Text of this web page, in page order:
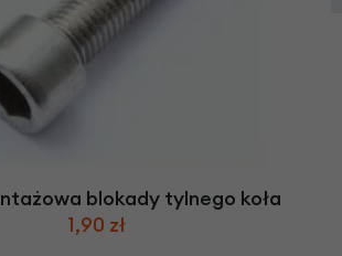
blokady tylnego koła
1,90 zł